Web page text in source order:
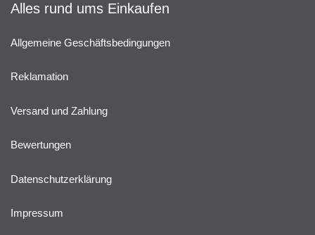
Alles rund ums Einkaufen
Allgemeine Geschäftsbedingungen
Reklamation
Versand und Zahlung
Bewertungen
Datenschutzerklärung
Impressum